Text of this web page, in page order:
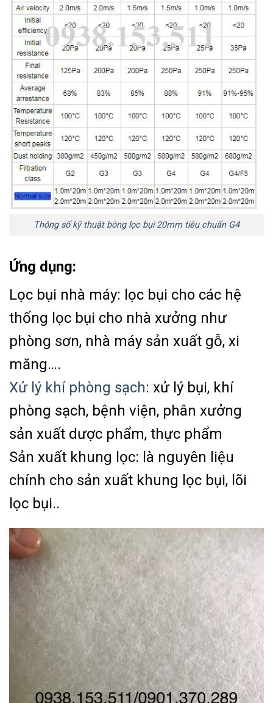
Thông số kỹ thuật bông lọc bụi 20mm tiêu chuẩn G4
Ứng dụng:
Lọc bụi nhà máy: lọc bụi cho các hệ
thống lọc bụi cho nhà xưởng như
phòng sơn, nhà máy sản xuất gỗ, xi
măng….
Xử lý khí phòng sạch: xử lý bụi, khí
phòng sạch, bệnh viện, phân xưởng
sản xuất dược phẩm, thực phẩm
Sản xuất khung lọc: là nguyên liệu
chính cho sản xuất khung lọc bụi, lõi
lọc bụi..